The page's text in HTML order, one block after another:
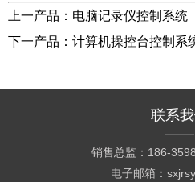
上一产品： 电脑记录仪控制系统
下一产品： 计算机操控台控制系
联系
——
销售总监：186-
电子邮箱：